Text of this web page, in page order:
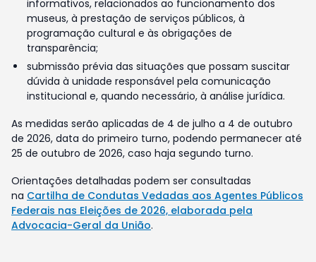
informativos, relacionados ao funcionamento dos
museus, à prestação de serviços públicos, à
programação cultural e às obrigações de
transparência;
submissão prévia das situações que possam suscitar
dúvida à unidade responsável pela comunicação
institucional e, quando necessário, à análise jurídica.
As medidas serão aplicadas de 4 de julho a 4 de outubro
de 2026, data do primeiro turno, podendo permanecer até
25 de outubro de 2026, caso haja segundo turno.
Orientações detalhadas podem ser consultadas
na Cartilha de Condutas Vedadas aos Agentes Públicos
Federais nas Eleições de 2026, elaborada pela
Advocacia-Geral da União.